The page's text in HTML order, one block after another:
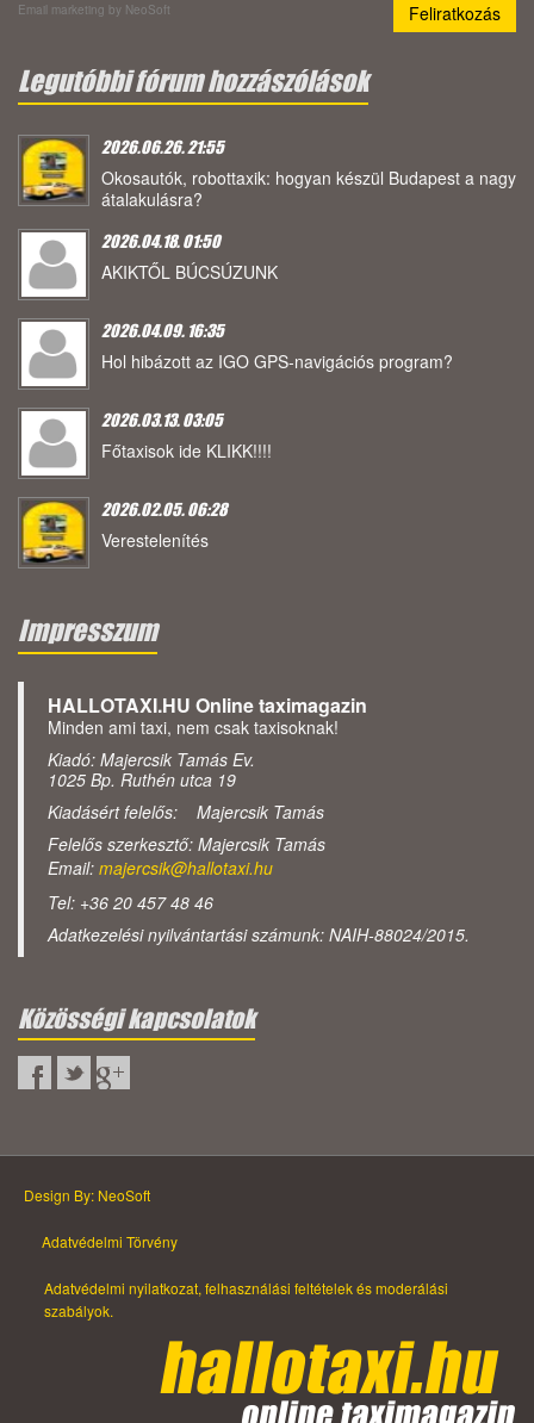
Email marketing by NeoSoft
Legutóbbi fórum hozzászólások
2026.06.26. 21:55
Okosautók, robottaxik: hogyan készül Budapest a nagy
átalakulásra?
2026.04.18. 01:50
AKIKTŐL BÚCSÚZUNK
2026.04.09. 16:35
Hol hibázott az IGO GPS-navigációs program?
2026.03.13. 03:05
Főtaxisok ide KLIKK!!!!
2026.02.05. 06:28
Verestelenítés
Impresszum
HALLOTAXI.HU Online taximagazin
Minden ami taxi, nem csak taxisoknak!
Kiadó: Majercsik Tamás Ev.
1025 Bp. Ruthén utca 19
Kiadásért felelős: Majercsik Tamás
Felelős szerkesztő: Majercsik Tamás
Email: majercsik@hallotaxi.hu
Tel: +36 20 457 48 46
Adatkezelési nyilvántartási számunk: NAIH-88024/2015.
Közösségi kapcsolatok
Design By: NeoSoft
Adatvédelmi Törvény
Adatvédelmi nyilatkozat, felhasználási feltételek és moderálási
szabályok.